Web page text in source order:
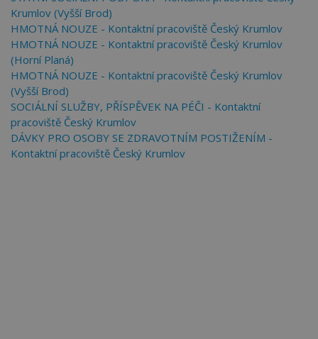
Krumlov (Vyšší Brod)
HMOTNÁ NOUZE - Kontaktní pracoviště Český Krumlov
HMOTNÁ NOUZE - Kontaktní pracoviště Český Krumlov
(Horní Planá)
HMOTNÁ NOUZE - Kontaktní pracoviště Český Krumlov
(Vyšší Brod)
SOCIÁLNÍ SLUŽBY, PŘÍSPĚVEK NA PÉČI - Kontaktní
pracoviště Český Krumlov
DÁVKY PRO OSOBY SE ZDRAVOTNÍM POSTIŽENÍM -
Kontaktní pracoviště Český Krumlov